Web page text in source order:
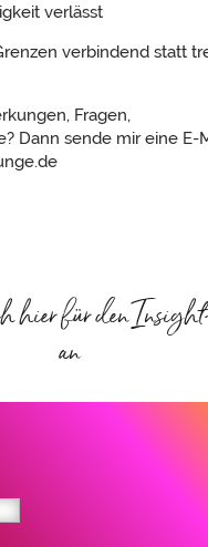
verlässt
verbindend statt
Fragen,
Dann sende mir eine E-
für den
an